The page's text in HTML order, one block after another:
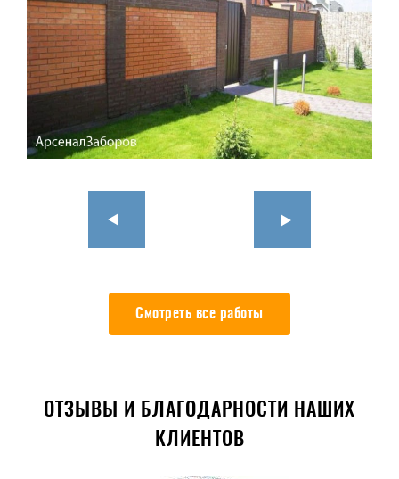
Смотреть все работы
ОТЗЫВЫ И БЛАГОДАРНОСТИ НАШИХ
КЛИЕНТОВ